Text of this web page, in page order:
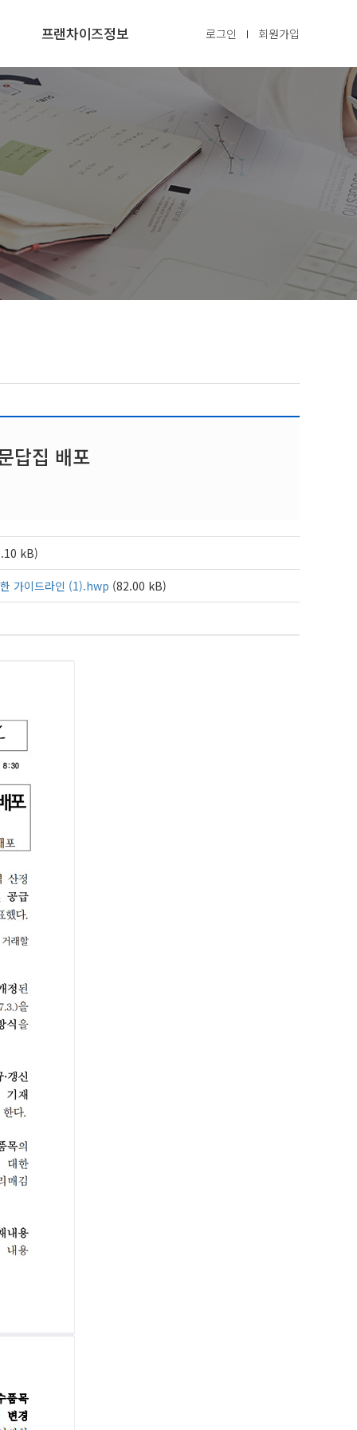
프랜차이즈정보 로그인 회원가입
답집 배포
kB)
가이드라인 (1).hwp (82.00 kB)